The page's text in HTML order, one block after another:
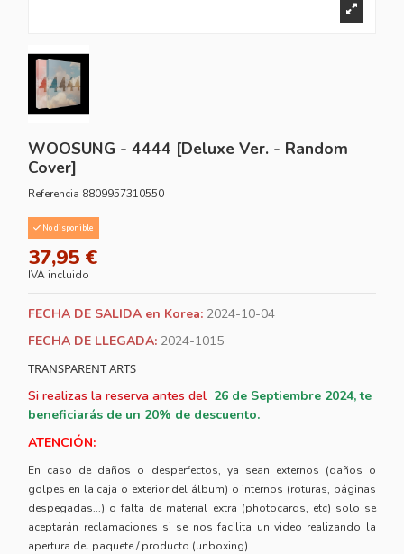
WOOSUNG - 4444 [Deluxe Ver. - Random
Cover]
Referencia 8809957310550
No disponible
37,95 €
IVA incluido
FECHA DE SALIDA en Korea: 2024-10-04
FECHA DE LLEGADA: 2024-1015
TRANSPARENT ARTS
Si realizas la reserva antes del 26 de Septiembre 2024, te
beneficiarás de un 20% de descuento.
ATENCIÓN:
En caso de daños o desperfectos, ya sean externos (daños o
golpes en la caja o exterior del álbum) o internos (roturas, páginas
despegadas...) o falta de material extra (photocards, etc) solo se
aceptarán reclamaciones si se nos facilita un video realizando la
apertura del paquete / producto (unboxing).